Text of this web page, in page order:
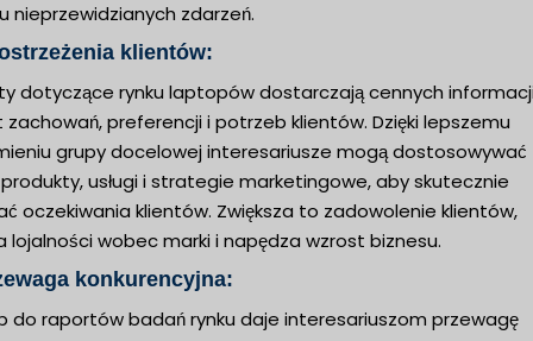
nieprzewidzianych zdarzeń.
klientów:
dotyczące rynku laptopów dostarczają cennych
preferencji i potrzeb klientów. Dzięki lepszemu
grupy docelowej interesariusze mogą dostosowywać
usługi i strategie marketingowe, aby skutecznie
oczekiwania klientów. Zwiększa to zadowolenie klientów,
lojalności wobec marki i napędza wzrost biznesu.
konkurencyjna:
do raportów badań rynku daje interesariuszom przewagę